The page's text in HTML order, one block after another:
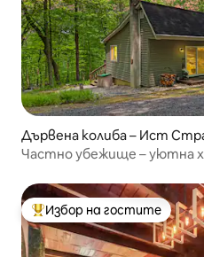
Дървена колиба – Ист
Частно убежище – уютна
Най-популярен избор на
Избор на гостите